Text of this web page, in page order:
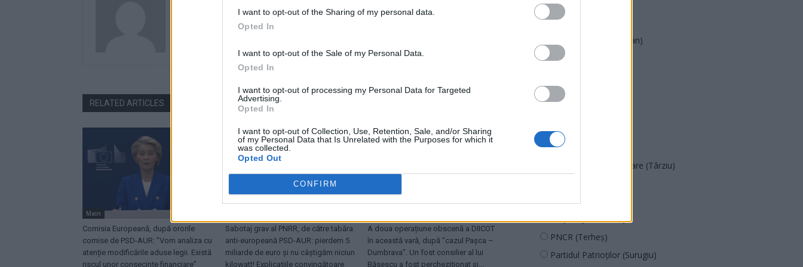
I want to opt-out of the Sharing of my personal data.
Opted In
I want to opt-out of the Sale of my Personal Data.
Opted In
I want to opt-out of processing my Personal Data for Targeted
Advertising.
Opted In
I want to opt-out of Collection, Use, Retention, Sale, and/or Sharing
of my Personal Data that Is Unrelated with the Purposes for which it
was collected.
Opted Out
CONFIRM
RELATED ARTICLES
Main
Comisia Europeană, după ororile
comise de PSD-AUR: ”Vom analiza cu
atenție modificările aduse legii. Există
riscul unor consecințe financiare”
Sabotaj grav al PNRR, de către tabăra
anti-europeană PSD-AUR: pierdem 5
miliarde de euro și nu câștigăm niciun
kilowatt! Explicațiile convingătoare
A doua operațiune obscenă a DIICOT
în această vară, după ”cazul Pașca –
Dumbrava”. Un fost consilier al lui
Băsescu a fost percheziționat și...
UDMR
PMP (Tomac)
Forța Dreptei (L. Orban)
PNȚMM
SENS
POT (Gavrilă)
PACE (Peia)
Acțiunea Conservatoare (Târziu)
PUSL (D. Voiculescu)
PNȚCD (Pavelescu)
PNCR (Terheș)
Partidul Patrioților (Surugiu)